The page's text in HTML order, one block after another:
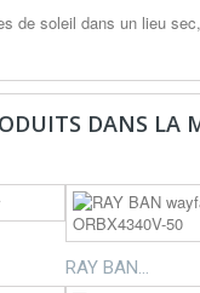
de soleil dans un lieu
DANS LA
RAY BAN...